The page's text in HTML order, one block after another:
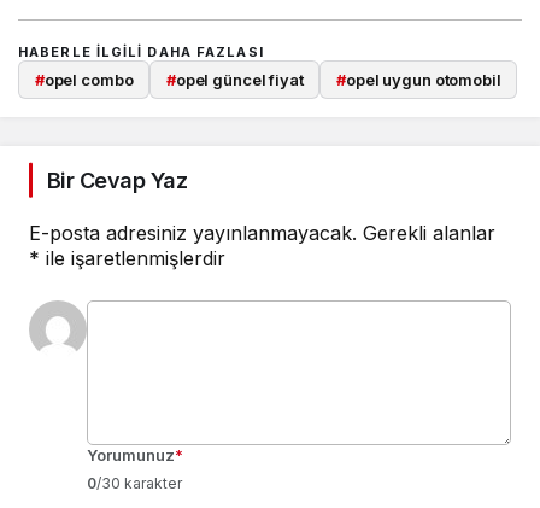
HABERLE ILGILI DAHA FAZLASI
#opel combo #opel güncel fiyat #opel uygun otomobil
Bir Cevap Yaz
E-posta adresiniz yayınlanmayacak. Gerekli alanlar
* ile işaretlenmişlerdir
Yorumunuz*
0/30 karakter